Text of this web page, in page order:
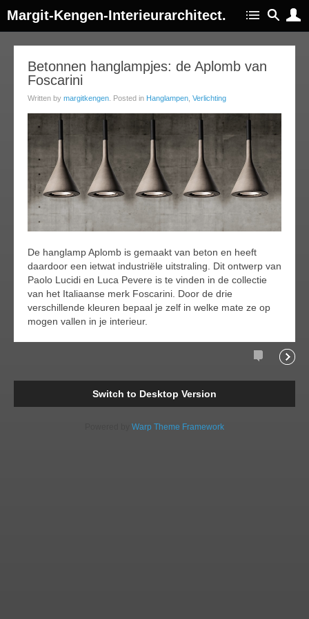
Margit-Kengen-Interieurarchitect.
Betonnen hanglampjes: de Aplomb van
Foscarini
Written by margitkengen . Posted in Hanglampen Verlichting
De hanglamp Aplomb is gemaakt van beton en heeft
daardoor een ietwat industriële uitstraling. Dit ontwerp van
Paolo Lucidi en Luca Pevere is te vinden in de collectie
van het Italiaanse merk Foscarini. Door de drie
verschillende kleuren bepaal je zelf in welke mate ze op
mogen vallen in je interieur.
Comments
Switch to Desktop Version
Warp Theme Framework